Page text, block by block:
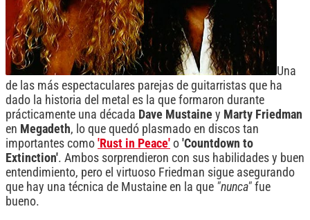
Una
de las más espectaculares parejas de guitarristas que ha
dado la historia del metal es la que formaron durante
prácticamente una década Dave Mustaine y Marty Friedman
en Megadeth, lo que quedó plasmado en discos tan
importantes como 'Rust in Peace' o 'Countdown to
Extinction'. Ambos sorprendieron con sus habilidades y buen
entendimiento, pero el virtuoso Friedman sigue asegurando
que hay una técnica de Mustaine en la que "nunca" fue
bueno.